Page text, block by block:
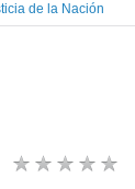
de la Nación